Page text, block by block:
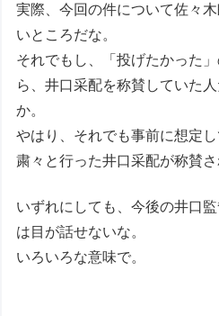
実際、今回の件について佐々
いところだな。
それでもし、「投げたかった
ら、井口采配を称賛していた
か。
やはり、それでも事前に想定
粛々と行った井口采配が称賛
いずれにしても、今後の井口
は目が話せないな。
いろいろな意味で。